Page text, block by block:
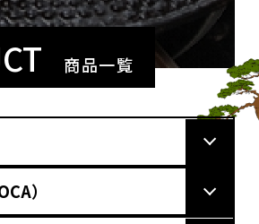
商品一覧
）